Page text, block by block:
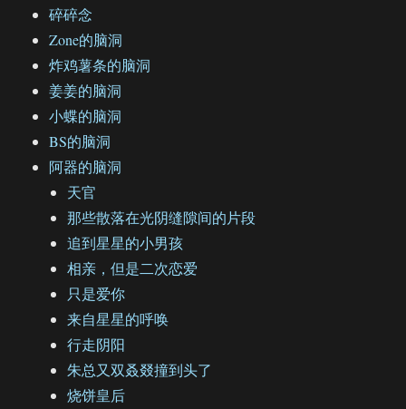
碎碎念
Zone的脑洞
炸鸡薯条的脑洞
姜姜的脑洞
小蝶的脑洞
BS的脑洞
阿器的脑洞
天官
那些散落在光阴缝隙间的片段
追到星星的小男孩
相亲，但是二次恋爱
只是爱你
来自星星的呼唤
行走阴阳
朱总又双叒叕撞到头了
烧饼皇后